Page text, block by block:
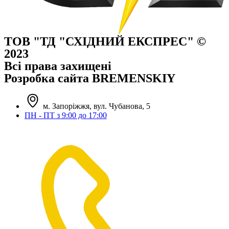
ТОВ "ТД "СХІДНИЙ ЕКСПРЕС" ©
2023
Всі права захищені
Розробка сайта BREMENSKIY
м. Запоріжжя, вул. Чубанова, 5
ПН - ПТ з 9:00 до 17:00